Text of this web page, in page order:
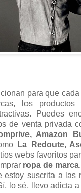
para que
los
Puedes
de venta privada
Amazon
La Redoute,
webs favoritos
ropa de marca
estoy suscrita a las
lo sé, llevo adicta